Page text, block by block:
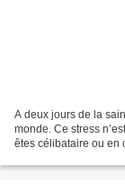
A deux jours de la
monde. Ce stress
êtes célibataire ou en